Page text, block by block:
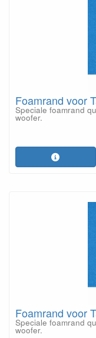
Foamrand voor
Speciale foamrand
woofer.
Foamrand voor
Speciale foamrand
woofer.